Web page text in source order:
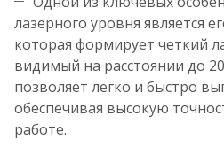
лазерного уровня является
которая формирует четкий
видимый на расстоянии до
позволяет легко и быстро
обеспечивая высокую
работе.